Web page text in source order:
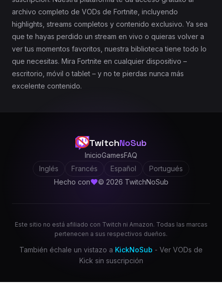
archivo completo de VODs de Fortnite, incluyendo
highlights, streams completos y contenido exclusivo. Ya sea
que te hayas perdido un stream en vivo o quieras volver a
ver tus momentos favoritos, nuestra biblioteca tiene todo lo
que necesitas. Mira Fortnite en cualquier dispositivo –
escritorio, móvil o tablet – y no te pierdas nunca más
excelente contenido.
TwitchNoSub
InicioGamesFAQ
Inglés
Francés Español
Portugués
Hecho con
© 2026 TwitchNoSub
Este sitio no está afiliado con Twitch ni Amazon. Todas las marcas
pertenecen a sus respectivos dueños.
También échale un vistazo a KickNoSub - Ver VODs de
Kick sin suscripción